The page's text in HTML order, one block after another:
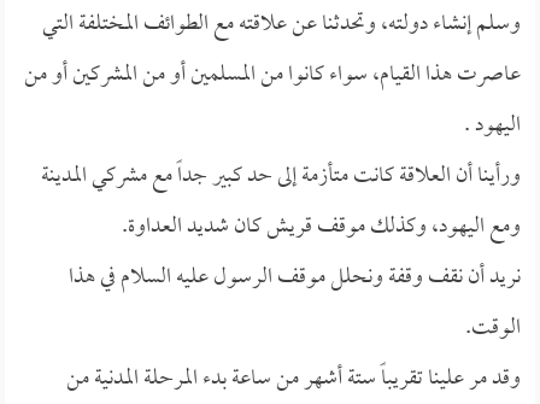
وسلم إنشاء دولته، وتحدثنا عن علاقته مع الطوائف المختلفة التي
عاصرت هذا القيام، سواء كانوا من المسلمين أو من المشركين أو من
اليهود .
ورأينا أن العلاقة كانت متأزمة إلى حد كبير جداً مع مشركي المدينة
ومع اليهود، وكذلك موقف قريش كان شديد العداوة.
نريد أن نقف وقفة ونحلل موقف الرسول عليه السلام في هذا
الوقت.
وقد مر علينا تقريباً ستة أشهر من ساعة بدء المرحلة المدنية من